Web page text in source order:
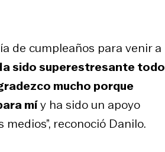
de cumpleaños para venir a
sido superestresante todo
mucho porque
míy ha sido un apoyo
reconoció Danilo.